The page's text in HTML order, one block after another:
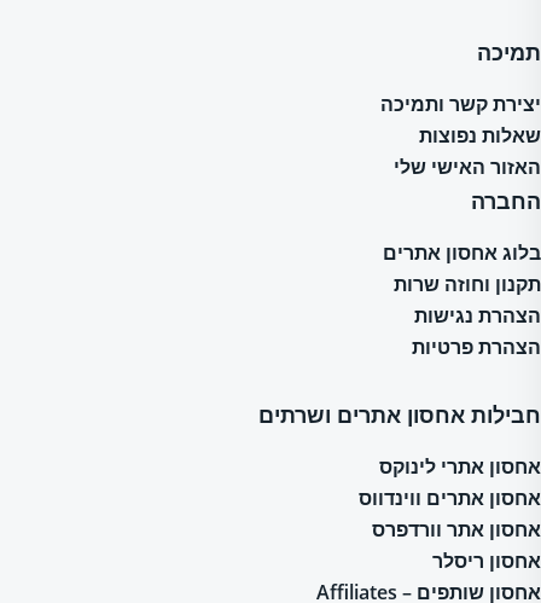
תמיכה
יצירת קשר ותמיכה
שאלות נפוצות
האזור האישי שלי
החברה
בלוג אחסון אתרים
תקנון וחוזה שרות
הצהרת נגישות
הצהרת פרטיות
חבילות אחסון אתרים ושרתים
אחסון אתרי לינוקס
אחסון אתרים ווינדווס
אחסון אתר וורדפרס
אחסון ריסלר
אחסון שותפים – Affiliates